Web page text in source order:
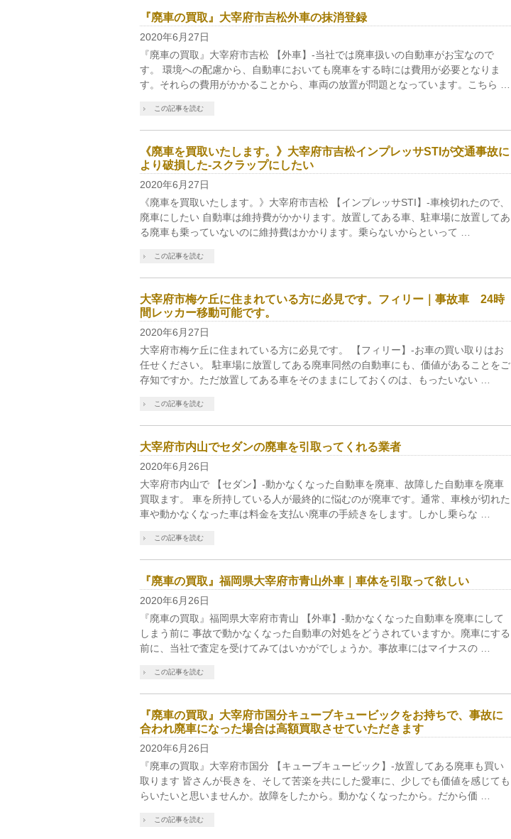
『廃車の買取』大宰府市吉松外車の抹消登録
2020年6月27日
『廃車の買取』大宰府市吉松 【外車】-当社では廃車扱いの自動車がお宝なので
す。 環境への配慮から、自動車においても廃車をする時には費用が必要となりま
す。それらの費用がかかることから、車両の放置が問題となっています。こちら …
この記事を読む
《廃車を買取いたします。》大宰府市吉松インプレッサSTIが交通事故に
より破損した-スクラップにしたい
2020年6月27日
《廃車を買取いたします。》大宰府市吉松 【インプレッサSTI】-車検切れたので、
廃車にしたい 自動車は維持費がかかります。放置してある車、駐車場に放置してあ
る廃車も乗っていないのに維持費はかかります。乗らないからといって …
この記事を読む
大宰府市梅ケ丘に住まれている方に必見です。フィリー｜事故車 24時
間レッカー移動可能です。
2020年6月27日
大宰府市梅ケ丘に住まれている方に必見です。 【フィリー】-お車の買い取りはお
任せください。 駐車場に放置してある廃車同然の自動車にも、価値があることをご
存知ですか。ただ放置してある車をそのままにしておくのは、もったいない …
この記事を読む
大宰府市内山でセダンの廃車を引取ってくれる業者
2020年6月26日
大宰府市内山で 【セダン】-動かなくなった自動車を廃車、故障した自動車を廃車
買取ます。 車を所持している人が最終的に悩むのが廃車です。通常、車検が切れた
車や動かなくなった車は料金を支払い廃車の手続きをします。しかし乗らな …
この記事を読む
『廃車の買取』福岡県大宰府市青山外車｜車体を引取って欲しい
2020年6月26日
『廃車の買取』福岡県大宰府市青山 【外車】-動かなくなった自動車を廃車にして
しまう前に 事故で動かなくなった自動車の対処をどうされていますか。廃車にする
前に、当社で査定を受けてみてはいかがでしょうか。事故車にはマイナスの …
この記事を読む
『廃車の買取』大宰府市国分キューブキュービックをお持ちで、事故に
合われ廃車になった場合は高額買取させていただきます
2020年6月26日
『廃車の買取』大宰府市国分 【キューブキュービック】-放置してある廃車も買い
取ります 皆さんが長きを、そして苦楽を共にした愛車に、少しでも価値を感じても
らいたいと思いませんか。故障をしたから。動かなくなったから。だから価 …
この記事を読む